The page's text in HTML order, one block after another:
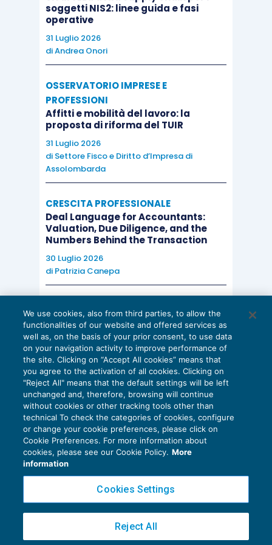
con l’operazione posta in essere, avrebbe
partecipato ad una frode IVA commessa
nell’ambito della catena
soggetti NIS2: linee guida e fasi
operative
31 Luglio 2026
diAndrea Onori
OSSERVATORIO IMPRESE E
PROFESSIONI
Affitti e mobilità del lavoro: la
proposta di riforma del TUIR
31 Luglio 2026
di Settore Fisco e Diritto d’Impresa di
Assolombarda
CRESCITA PROFESSIONALE
Deal Language for Accountants:
Valuation, Due Diligence, and the
Numbers Behind the Transaction
30 Luglio 2026
di Patrizia Canepa
EU AI Act e studi professionali: le
scadenze concrete
27 Luglio 2026
di Diego BarberieStefano Dovier
Privacy Policy
Cookie Policy
Copyright 2016 ©Gruppo Euroconference S.p.A.v2.32.4
Piazza Luigi Einaudi, 10N01 - 20124 Milano - info@ecnews.it
We use cookies, also from third parties, to allow the
functionalities of our website and offered services as
well as, on the basis of your prior consent, to use data
on your navigation activity to improve performance of
the site. Clicking on “Accept All cookies” means that
you agree to the activation of all cookies. Clicking on
"Reject All" means that the default settings will be left
unchanged and, therefore, browsing will continue
without cookies or other tracking tools other than
technical To check the categories of cookies, configure
or change your cookie preferences, please click on
Cookie Preferences. For more information about
cookies, please see our Cookie Policy. More
information
Cookies Settings
Reject All